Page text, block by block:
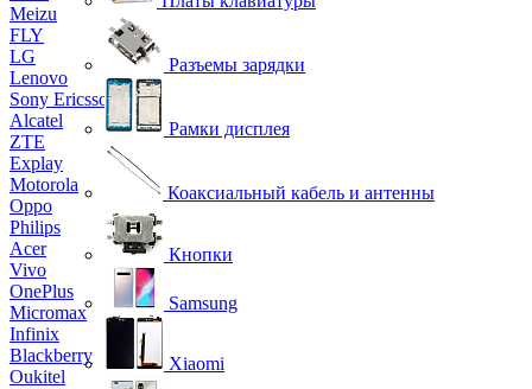
Meizu
FLY
LG
Lenovo
Sony Ericsson
Alcatel
ZTE
Explay
Motorola
Oppo
Philips
Acer
Vivo
OnePlus
Micromax
Infinix
Blackberry
Oukitel
Разъемы зарядки
Рамки дисплея
Коаксиальный кабель и антенны
Кнопки
Samsung
Xiaomi